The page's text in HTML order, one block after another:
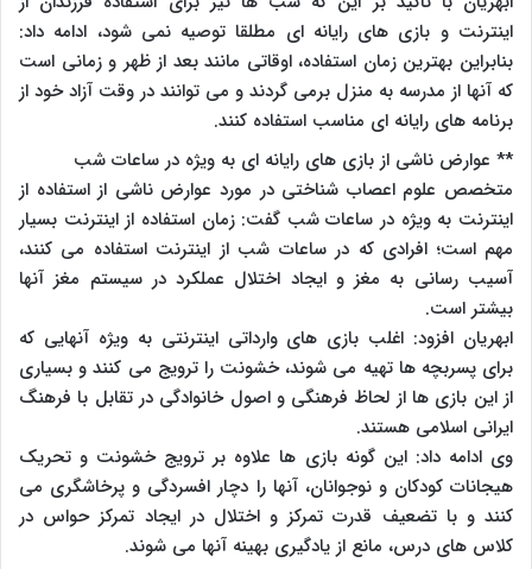
اینترنت و بازی های رایانه ای مطلقا توصیه نمی شود، ادامه داد:
بنابراین بهترین زمان استفاده، اوقاتی مانند بعد از ظهر و زمانی است
که آنها از مدرسه به منزل برمی گردند و می توانند در وقت آزاد خود از
برنامه های رایانه ای مناسب استفاده کنند.
** عوارض ناشی از بازی های رایانه ای به ویژه در ساعات شب
متخصص علوم اعصاب شناختی در مورد عوارض ناشی از استفاده از
اینترنت به ویژه در ساعات شب گفت: زمان استفاده از اینترنت بسیار
مهم است؛ افرادی که در ساعات شب از اینترنت استفاده می کنند،
آسیب رسانی به مغز و ایجاد اختلال عملکرد در سیستم مغز آنها
بیشتر است.
ابهریان افزود: اغلب بازی های وارداتی اینترنتی به ویژه آنهایی که
برای پسربچه ها تهیه می شوند، خشونت را ترویج می کنند و بسیاری
از این بازی ها از لحاظ فرهنگی و اصول خانوادگی در تقابل با فرهنگ
ایرانی اسلامی هستند.
وی ادامه داد: این گونه بازی ها علاوه بر ترویج خشونت و تحریک
هیجانات کودکان و نوجوانان، آنها را دچار افسردگی و پرخاشگری می
کنند و با تضعیف قدرت تمرکز و اختلال در ایجاد تمرکز حواس در
کلاس های درس، مانع از یادگیری بهینه آنها می شوند.